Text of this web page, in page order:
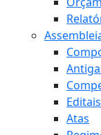
Editais
Atas